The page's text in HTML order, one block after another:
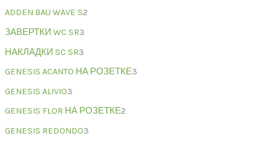
ADDEN BAU WAVE S2
ЗАВЕРТКИ WC SR3
НАКЛАДКИ SC SR3
GENESIS ACANTO НА РОЗЕТКЕ3
GENESIS ALIVIO3
GENESIS FLOR НА РОЗЕТКЕ2
GENESIS REDONDO3